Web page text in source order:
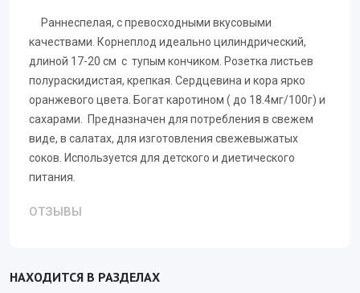
Раннеспелая, с превосходными вкусовыми
качествами. Корнеплод идеально цилиндрический,
длиной 17-20 см с тупым кончиком. Розетка листьев
полураскидистая, крепкая. Сердцевина и кора ярко
оранжевого цвета. Богат каротином ( до 18.4мг/100г) и
сахарами. Предназначен для потребления в свежем
виде, в салатах, для изготовления свежевыжатых
соков. Используется для детского и диетического
питания.
ОТЗЫВЫ
НАХОДИТСЯ В РАЗДЕЛАХ